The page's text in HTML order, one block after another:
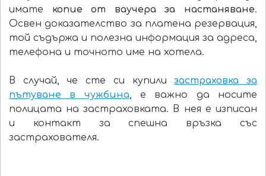
имате копие от ваучера за настаняване.
Освен доказателство за платена резервация,
той съдържа и полезна информация за адреса,
телефона и точното име на хотела.
В случай, че сте си купилизастраховка за
пътуване в чужбина, е важно да носите
полицата на застраховката. В нея е изписан
и контакт за спешна връзка със
застрахователя.